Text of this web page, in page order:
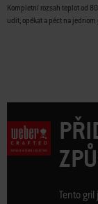
Kompletní rozsah teplot od
udit, opékat a péct na jednom
Tento